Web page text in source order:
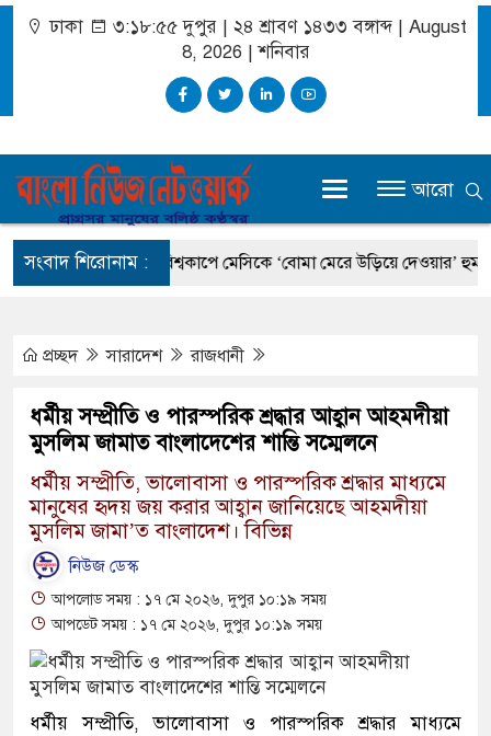
ঢাকা ৩:১৮:৫৬ দুপুর | ২৪ শ্রাবণ ১৪৩৩ বঙ্গাব্দ | August
8, 2026 |শনিবার
আরো
সংবাদ শিরোনাম :বিশ্বকাপে মেসিকে ‘বোমা মেরে উড়িয়ে দেওয়ার’ হুমকি,
প্রচ্ছদ সারাদেশ রাজধানী
ধর্মীয় সম্প্রীতি ও পারস্পরিক শ্রদ্ধার আহ্বান আহমদীয়া
মুসলিম জামাত বাংলাদেশের শান্তি সম্মেলনে
ধর্মীয় সম্প্রীতি, ভালোবাসা ও পারস্পরিক শ্রদ্ধার মাধ্যমে
মানুষের হৃদয় জয় করার আহ্বান জানিয়েছে আহমদীয়া
মুসলিম জামা’ত বাংলাদেশ। বিভিন্ন
নিউজ ডেস্ক
আপলোড সময় : ১৭ মে ২০২৬, দুপুর ১০:১৯ সময়
আপডেট সময় : ১৭ মে ২০২৬, দুপুর ১০:১৯ সময়
ধর্মীয় সম্প্রীতি, ভালোবাসা ও পারস্পরিক শ্রদ্ধার মাধ্যমে